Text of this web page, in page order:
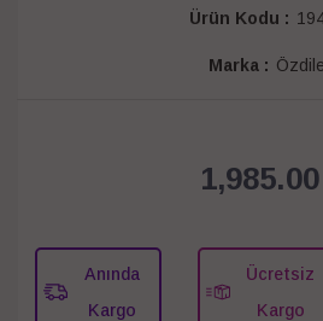
Ürün Kodu :
Marka :
1,985.00
Anında
Kargo
Ücretsiz
Kargo